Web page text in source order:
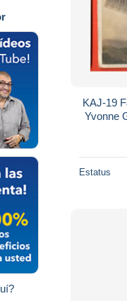
KAJ-19
Yvonne
Estatus